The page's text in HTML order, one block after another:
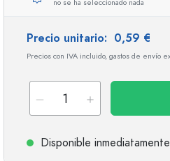
Damajuanas
no se ha seleccionado nada
Precio unitario: 0,59 €
Precios con IVA incluido, gastos de envío
Disponible